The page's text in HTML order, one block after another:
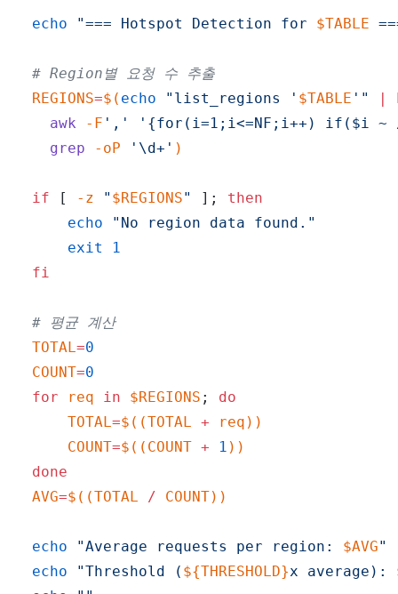
echo "=== Hotspot Detection for $TABLE
# Region별 요청 수 추출
REGIONS=$( echo "list_regions ' $TABLE '" |
awk -F ','
'{for(i=1;i<=NF;i++) if($i ~
grep
-oP '\d+' )
if [ -z " $REGIONS" ] ;
then
echo
"No region data found."
exit
1
fi
# 평균 계산
TOTAL=0
COUNT=0
for
req in $REGIONS ;
do
TOTAL=$((TOTAL + req ))
COUNT=$(( COUNT + 1 ))
done
AVG=$((TOTAL / COUNT))
echo "Average requests per region: $AVG"
echo
"Threshold ( ${THRESHOLD}x average):